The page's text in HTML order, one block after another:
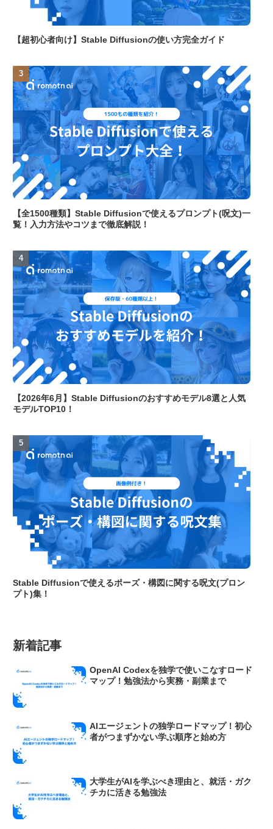
【超初心者向け】Stable Diffusionの使い方完全ガイド
【全1500種類】Stable Diffusionで使えるプロンプト(呪文)一
覧！入力方法やコツまで徹底解説！
【2026年6月】Stable Diffusionのおすすめモデル8選と人気
モデルTOP10！
Stable Diffusionで使えるポーズ・構図に関する呪文(プロン
プト)集！
新着記事
OpenAI Codexを独学で使いこなすロード
マップ！勉強法から実務・副業まで
AIエージェントの独学ロードマップ！初心
者がつまずかない学ぶ順序と始め方
大学生がAIを学ぶべき理由と、就活・ガク
チカに活きる勉強法